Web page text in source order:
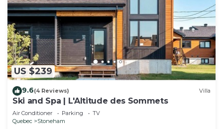
US $239
9.6(4 Reviews) Villa
Ski and Spa | L'Altitude des Sommets
Air Conditioner Parking
TV
Quebec
Stoneham